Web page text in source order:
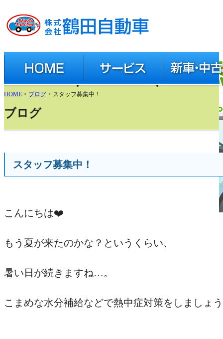
素敵な車探し お手伝いします。
HOME サービス
新車・中古車
新車(スズキ公式ペ
HOME > ブログ > スタッフ募集中！
ブログ
スタッフ募集中！
こんにちは❤️
もう夏が来たのかな？というくらい、
暑い日が続きますね…。
こまめな水分補給などで熱中症対策をしましょ